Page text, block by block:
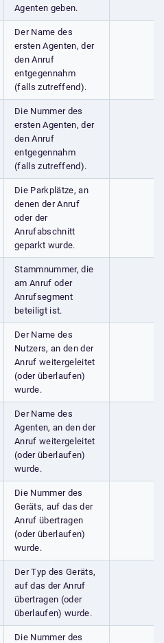
Agenten geben.
Der Name des
ersten Agenten, der
den Anruf
entgegennahm
(falls zutreffend).
Die Nummer des
ersten Agenten, der
den Anruf
entgegennahm
(falls zutreffend).
Die Parkplätze, an
denen der Anruf
oder der
Anrufabschnitt
geparkt wurde.
Stammnummer, die
am Anruf oder
Anrufsegment
beteiligt ist.
Der Name des
Nutzers, an den der
Anruf weitergeleitet
(oder überlaufen)
wurde.
Der Name des
Agenten, an den der
Anruf weitergeleitet
(oder überlaufen)
wurde.
Die Nummer des
Geräts, auf das der
Anruf übertragen
(oder überlaufen)
wurde.
Der Typ des Geräts,
auf das der Anruf
übertragen (oder
überlaufen) wurde.
Die Nummer des